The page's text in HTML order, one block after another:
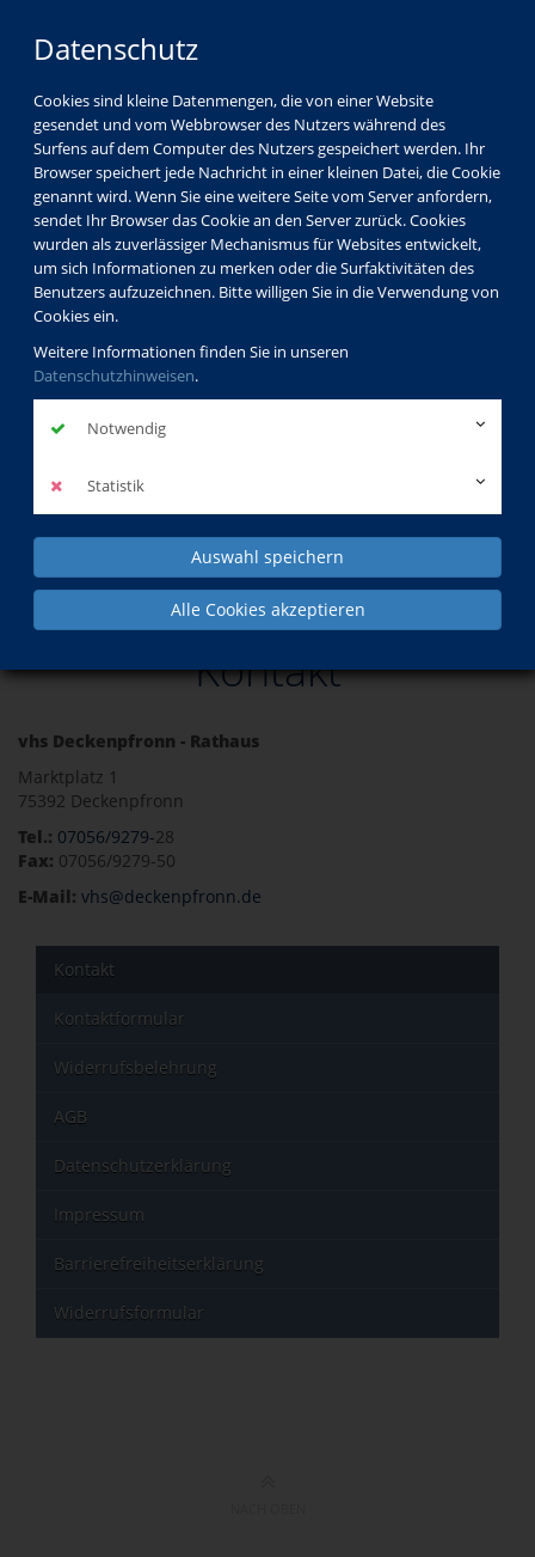
Datenschutz
Cookies sind kleine Datenmengen, die von einer Website
gesendet und vom Webbrowser des Nutzers während des
Surfens auf dem Computer des Nutzers gespeichert werden. Ihr
Browser speichert jede Nachricht in einer kleinen Datei, die Cookie
genannt wird. Wenn Sie eine weitere Seite vom Server anfordern,
sendet Ihr Browser das Cookie an den Server zurück. Cookies
wurden als zuverlässiger Mechanismus für Websites entwickelt,
um sich Informationen zu merken oder die Surfaktivitäten des
Benutzers aufzuzeichnen. Bitte willigen Sie in die Verwendung von
Cookies ein.
Weitere Informationen finden Sie in unseren
Datenschutzhinweisen.
Notwendig
Statistik
Auswahl speichern
Alle Cookies akzeptieren
Kontakt
vhs Deckenpfronn - Rathaus
Marktplatz 1
75392 Deckenpfronn
Tel.: 07056/9279-28
Fax: 07056/9279-50
E-Mail: vhs@deckenpfronn.de
Kontakt
Kontaktformular
Widerrufsbelehrung
AGB
Datenschutzerklärung
Impressum
Barrierefreiheitserklärung
Widerrufsformular